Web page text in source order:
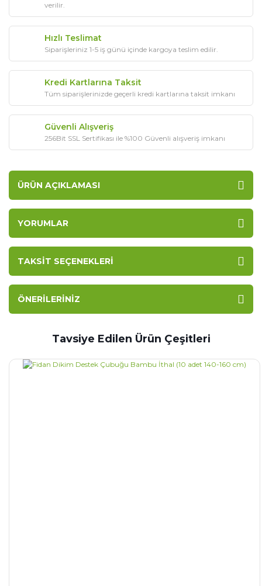
verilir.
Hızlı Teslimat
Siparişleriniz 1-5 iş günü içinde kargoya teslim edilir.
Kredi Kartlarına Taksit
Tüm siparişlerinizde geçerli kredi kartlarına taksit imkanı
Güvenli Alışveriş
256Bit SSL Sertifikası ile %100 Güvenli alışveriş imkanı
ÜRÜN AÇIKLAMASI
YORUMLAR
TAKSIT SEÇENEKLERI
ÖNERILERINIZ
Tavsiye Edilen Ürün Çeşitleri